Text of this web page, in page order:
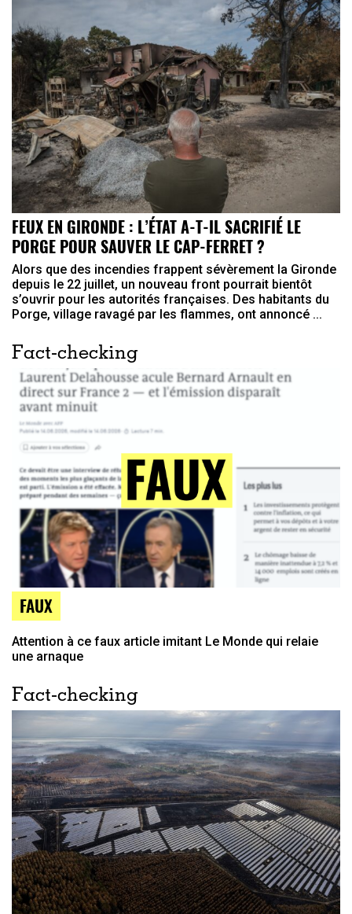
FEUX EN GIRONDE : L’ÉTAT A-T-IL SACRIFIÉ LE
PORGE POUR SAUVER LE CAP-FERRET ?
Alors que des incendies frappent sévèrement la Gironde
depuis le 22 juillet, un nouveau front pourrait bientôt
s’ouvrir pour les autorités françaises. Des habitants du
Porge, village ravagé par les flammes, ont annoncé ...
Fact-checking
FAUX
Attention à ce faux article imitant Le Monde qui relaie
une arnaque
Fact-checking